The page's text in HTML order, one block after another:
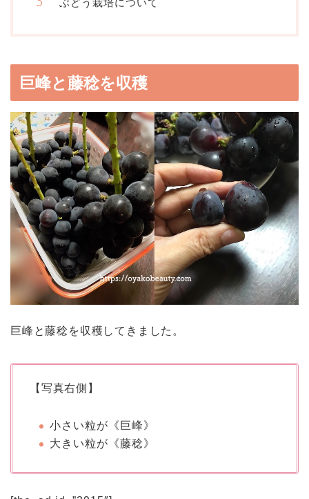
巨峰と藤稔を収穫
巨峰と藤稔を収穫してきました。
【写真右側】
小さい粒が《巨峰》
大きい粒が《藤稔》